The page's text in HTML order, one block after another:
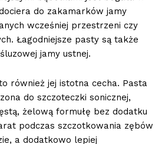
do zakamarków jamy
wcześniej przestrzeni czy
Łagodniejsze pasty są także
jamy ustnej.
również jej istotna cecha. Pasta
do szczoteczki sonicznej,
żelową formułę bez dodatku
podczas szczotkowania zębów
a dodatkowo lepiej